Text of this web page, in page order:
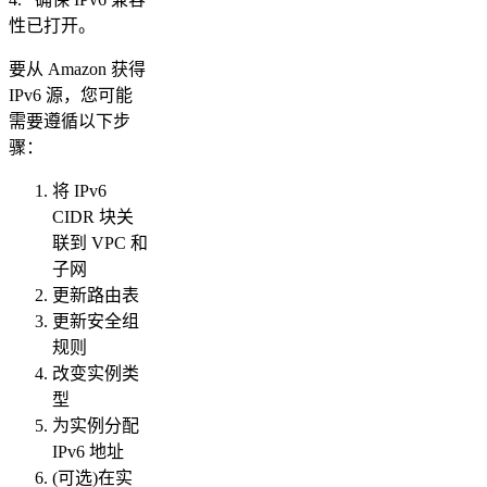
性已打开。
要从 Amazon 获得
IPv6 源，您可能
需要遵循以下步
骤：
将 IPv6
CIDR 块关
联到 VPC 和
子网
更新路由表
更新安全组
规则
改变实例类
型
为实例分配
IPv6 地址
(可选)在实